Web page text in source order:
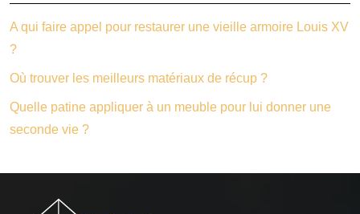
A qui faire appel pour restaurer une vieille armoire Louis XV
?
Où trouver les meilleurs matériaux de récup ?
Quelle patine appliquer à un meuble pour lui donner une
seconde vie ?